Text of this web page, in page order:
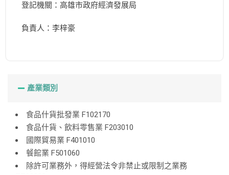
登記機關：高雄市政府經濟發展局
負責人：李梓豪
產業類別
食品什貨批發業 F102170
食品什貨、飲料零售業 F203010
國際貿易業 F401010
餐館業 F501060
除許可業務外，得經營法令非禁止或限制之業務